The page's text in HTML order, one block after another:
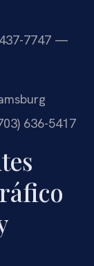
7747 —
636-5417